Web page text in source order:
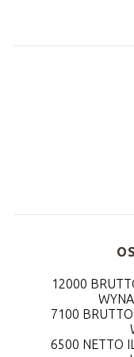
12000
7100
6500 NETTO